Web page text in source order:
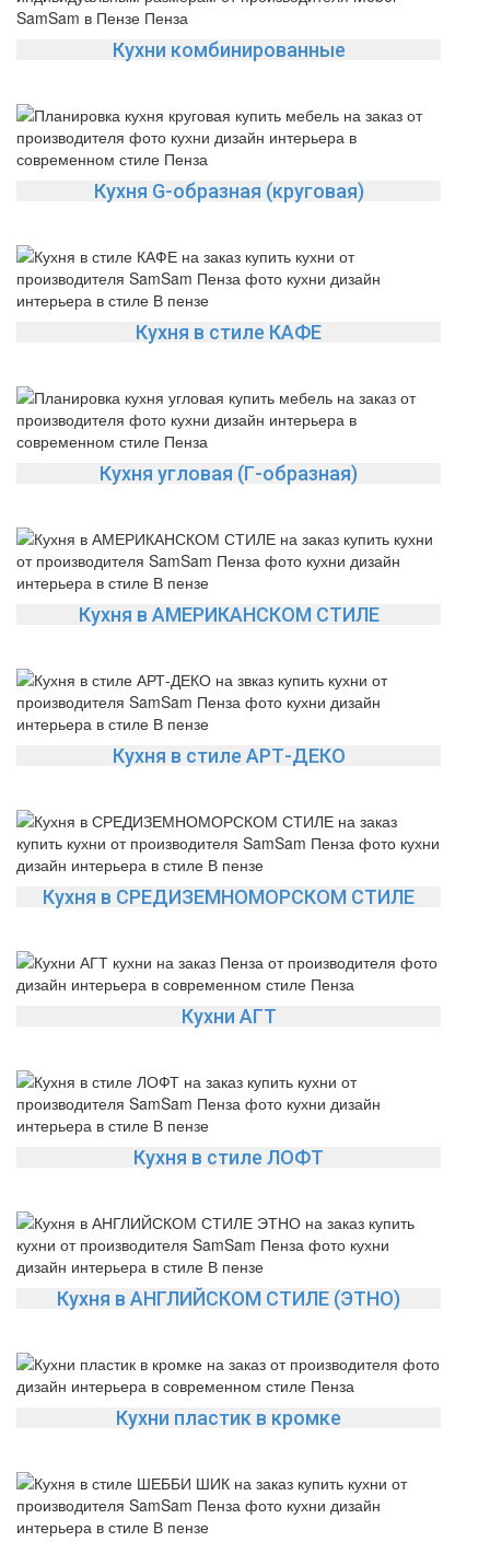
Кухни комбинированные
Кухня G-образная (круговая)
Кухня в стиле КАФЕ
Кухня угловая (Г-образная)
Кухня в АМЕРИКАНСКОМ СТИЛЕ
Кухня в стиле АРТ-ДЕКО
Кухня в СРЕДИЗЕМНОМОРСКОМ СТИЛЕ
Кухни АГТ
Кухня в стиле ЛОФТ
Кухня в АНГЛИЙСКОМ СТИЛЕ (ЭТНО)
Кухни пластик в кромке